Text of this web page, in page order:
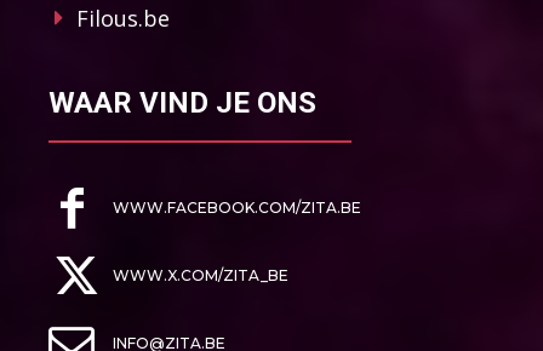
Filous.be
WAAR VIND JE ONS
WWW.FACEBOOK.COM/ZITA.BE
WWW.X.COM/ZITA_BE
INFO@ZITA.BE